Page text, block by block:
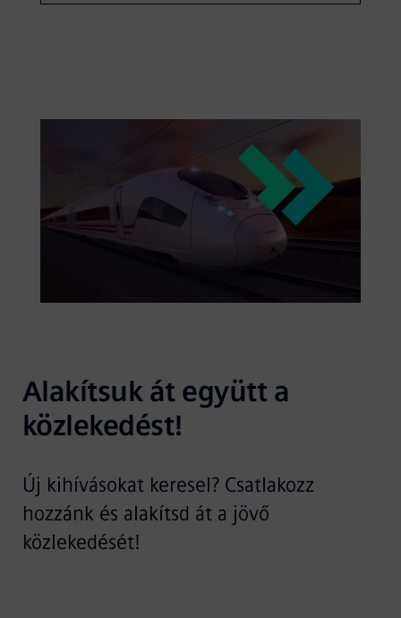
Alakítsuk át együtt a
közlekedést!
Új kihívásokat keresel? Csatlakozz
hozzánk és alakítsd át a jövő
közlekedését!